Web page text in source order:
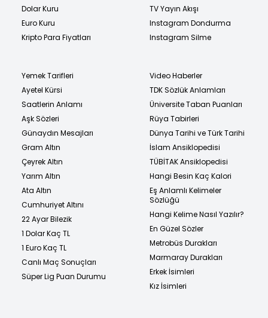
Dolar Kuru
Euro Kuru
Kripto Para Fiyatları
TV Yayın Akışı
Instagram Dondurma
Instagram Silme
Yemek Tarifleri
Ayetel Kürsi
Saatlerin Anlamı
Aşk Sözleri
Günaydın Mesajları
Gram Altın
Çeyrek Altın
Yarım Altın
Ata Altın
Cumhuriyet Altını
22 Ayar Bilezik
1 Dolar Kaç TL
1 Euro Kaç TL
Canlı Maç Sonuçları
Süper Lig Puan Durumu
Video Haberler
TDK Sözlük Anlamları
Üniversite Taban Puanları
Rüya Tabirleri
Dünya Tarihi ve Türk Tarihi
İslam Ansiklopedisi
TÜBİTAK Ansiklopedisi
Hangi Besin Kaç Kalori
Eş Anlamlı Kelimeler
Sözlüğü
Hangi Kelime Nasıl Yazılır?
En Güzel Sözler
Metrobüs Durakları
Marmaray Durakları
Erkek İsimleri
Kız İsimleri